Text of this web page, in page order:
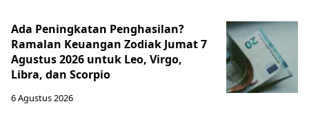
Ada Peningkatan Penghasilan?
Ramalan Keuangan Zodiak Jumat 7
Agustus 2026 untuk Leo, Virgo,
Libra, dan Scorpio
6 Agustus 2026